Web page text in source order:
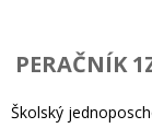
PERAČNÍK
Školský